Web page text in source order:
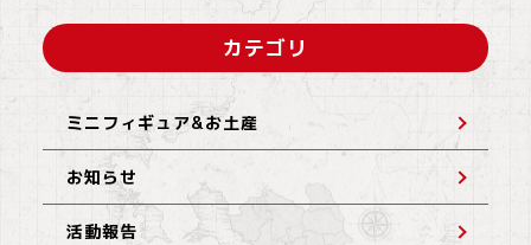
カテゴリ
ミニフィギュア&お土産
お知らせ
活動報告